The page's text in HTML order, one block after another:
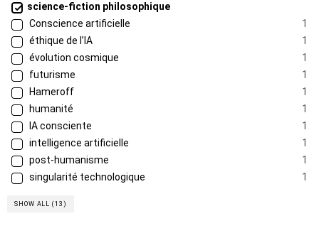
science-fiction philosophique
Conscience artificielle
1
éthique de l’IA
1
évolution cosmique
1
futurisme
1
Hameroff
1
humanité
1
IA consciente
1
intelligence artificielle
1
post-humanisme
1
singularité technologique
1
SHOW ALL (13)